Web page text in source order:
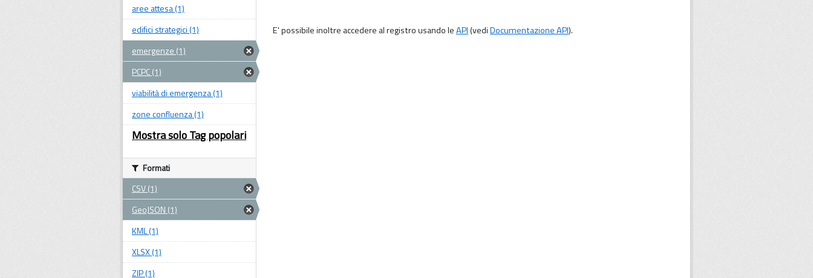
E' possibile inoltre accedere al registro usando leAPI(vediDocumentazione API).
aree attesa (1)
edifici strategici (1)
emergenze (1)
PCPC (1)
viabilità di emergenza (1)
zone confluenza (1)
Mostra solo Tag popolari
Formati
CSV (1)
GeoJSON (1)
KML (1)
XLSX (1)
ZIP (1)